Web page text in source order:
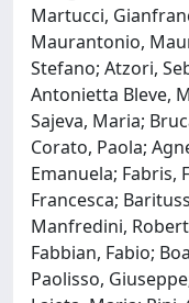
Martucci,
Maurantonio,
Stefano; Atzori,
Antonietta Bleve,
Sajeva, Maria;
Corato, Paola;
Emanuela; Fabris,
Francesca;
Manfredini,
Fabbian, Fabio;
Paolisso,